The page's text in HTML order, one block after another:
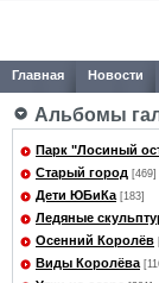
Главная Новости
Альбомы
Парк "Лосиный
Старый город [469]
Дети ЮБиКа [183]
Ледяные
Осенний Королёв
Виды Королёва